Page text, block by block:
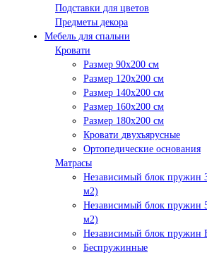
Подставки для цветов
Предметы декора
Мебель для спальни
Кровати
Размер 90х200 см
Размер 120х200 см
Размер 140х200 см
Размер 160х200 см
Размер 180х200 см
Кровати двухъярусные
Ортопедические основания
Матрасы
Независимый блок пружин
м2)
Независимый блок пружин
м2)
Независимый блок пружин
Беспружинные